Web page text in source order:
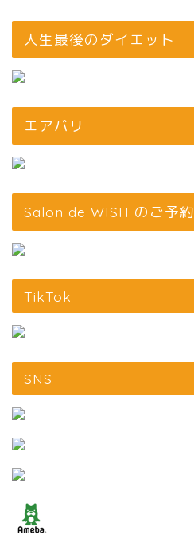
人生最後のダイエット
エアバリ
Salon de WISH のご予約
TikTok
SNS